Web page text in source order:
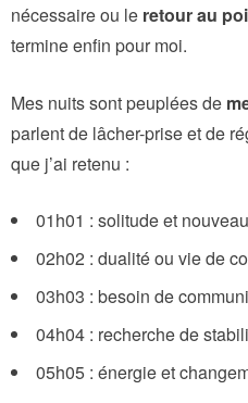
nécessaire ou le retour au
termine enfin pour moi.
Mes nuits sont peuplées de
parlent de lâcher-prise et de
que j’ai retenu :
01h01 : solitude et
02h02 : dualité ou vie de
03h03 : besoin de
04h04 : recherche de
05h05 : énergie et